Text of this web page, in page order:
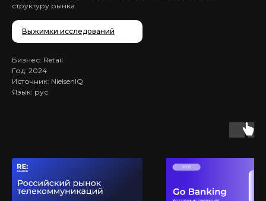
структуру рынка.
Выжимки исследований
Бизнес: Retail
Год: 2024
Источник: NielsenIQ
Язык: рус